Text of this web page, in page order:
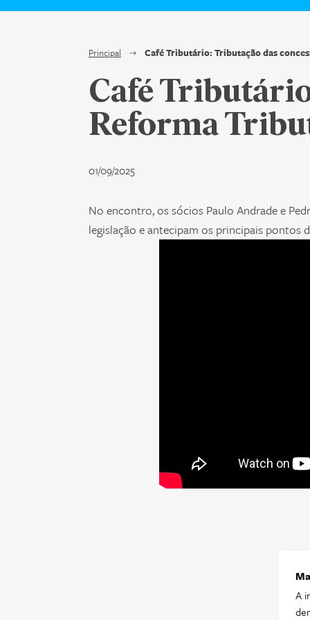
Principal Café Tributário: Tributação das
Café
Reforma
01/09/2025
No encontro, os sócios Paulo Andrade e
legislação e antecipam os principais pontos
A